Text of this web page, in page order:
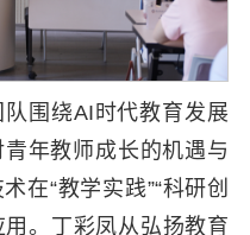
围绕AI时代教育发展
年教师成长的机遇与
在“教学实践”“科研创
用。丁彩凤从弘扬教育